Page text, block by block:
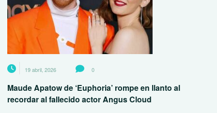
19 abril, 2026 0
Maude Apatow de ‘Euphoria’ rompe en llanto al
recordar al fallecido actor Angus Cloud